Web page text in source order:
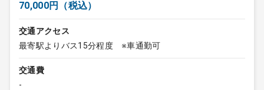
70,000円（税込）
交通アクセス
最寄駅よりバス15分程度 ※車通勤可
交通費
-